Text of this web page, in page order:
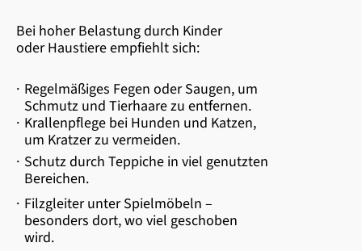
Bei hoher Belastung durch Kinder
oder Haustiere empfiehlt sich:
· Regelmäßiges Fegen oder Saugen, um
Schmutz und Tierhaare zu entfernen.
· Krallenpflege bei Hunden und Katzen,
um Kratzer zu vermeiden.
· Schutz durch Teppiche in viel genutzten
Bereichen.
· Filzgleiter unter Spielmöbeln –
besonders dort, wo viel geschoben
wird.